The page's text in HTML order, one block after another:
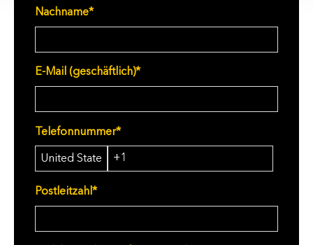
Nachname*
E-Mail (geschäftlich)*
Telefonnummer*
Postleitzahl *